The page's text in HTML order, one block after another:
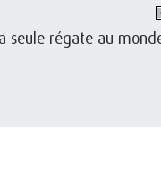
seule régate au